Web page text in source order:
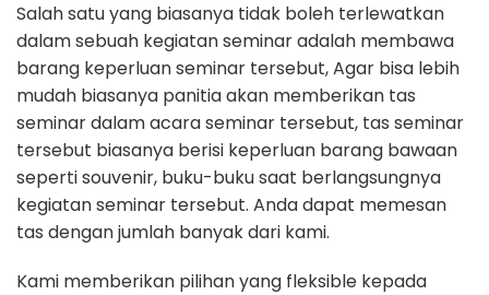
Salah satu yang biasanya tidak boleh terlewatkan
dalam sebuah kegiatan seminar adalah membawa
barang keperluan seminar tersebut, Agar bisa lebih
mudah biasanya panitia akan memberikan tas
seminar dalam acara seminar tersebut, tas seminar
tersebut biasanya berisi keperluan barang bawaan
seperti souvenir, buku-buku saat berlangsungnya
kegiatan seminar tersebut. Anda dapat memesan
tas dengan jumlah banyak dari kami.
Kami memberikan pilihan yang fleksible kepada